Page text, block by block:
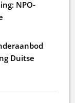
NPO-
Duitse